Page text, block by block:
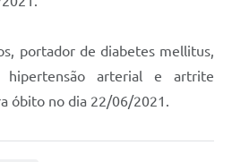
portador de diabetes mellitus,
hipertensão arterial e artrite
óbito no dia 22/06/2021.